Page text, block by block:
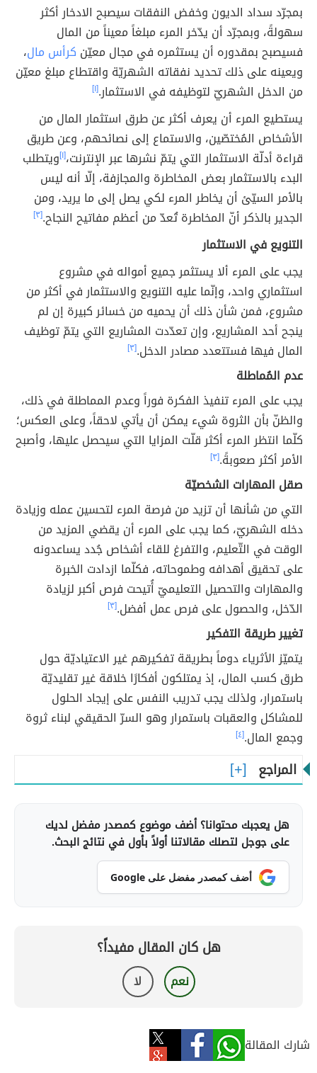
بمجرّد سداد الديون وخفض النفقات سيصبح الادخار أكثر
سهولةً، وبمجرّد أن يدّخر المرء مبلغاً معيناً من المال
فسيصبح بمقدوره أن يستثمره في مجال معيّن كرأس مال،
ويعينه على ذلك تحديد نفقاته الشهريّة واقتطاع مبلغ معيّن
من الدخل الشهريّ لتوظيفه في الاستثمار.[١]
يستطيع المرء أن يعرف أكثر عن طرق استثمار المال من
الأشخاص المُختصّين، والاستماع إلى نصائحهم، وعن طريق
قراءة أدلّة الاستثمار التي يتمّ نشرها عبر الإنترنت،[١] ويتطلب
البدء بالاستثمار بعض المخاطرة والمجازفة، إلّا أنه ليس
بالأمر السيّئ أن يخاطر المرء لكي يصل إلى ما يريد، ومن
الجدير بالذكر أنّ المخاطرة تُعدّ من أعظم مفاتيح النجاح.[٣]
التنويع في الاستثمار
يجب على المرء ألا يستثمر جميع أمواله في مشروع
استثماري واحد، وإنّما عليه التنويع والاستثمار في أكثر من
مشروع، فمن شأن ذلك أن يحميه من خسائر كبيرة إن لم
ينجح أحد المشاريع، وإن تعدّدت المشاريع التي يتمّ توظيف
المال فيها فستتعدد مصادر الدخل.[٣]
عدم المُماطلة
يجب على المرء تنفيذ الفكرة فوراً وعدم المماطلة في ذلك،
والظنّ بأن الثروة شيء يمكن أن يأتي لاحقاً، وعلى العكس؛
كلّما انتظر المرء أكثر قلّت المزايا التي سيحصل عليها، وأصبح
الأمر أكثر صعوبةً.[٣]
صقل المهارات الشخصيّة
التي من شأنها أن تزيد من فرصة المرء لتحسين عمله وزيادة
دخله الشهريّ، كما يجب على المرء أن يقضي المزيد من
الوقت في التّعليم، والتفرغ للقاء أشخاص جُدد يساعدونه
على تحقيق أهدافه وطموحاته، فكلّما ازدادت الخبرة
والمهارات والتحصيل التعليميّ أُتيحت فرص أكبر لزيادة
الدّخل، والحصول على فرص عمل أفضل.[٣]
تغيير طريقة التفكير
يتميّز الأثرياء دوماً بطريقة تفكيرهم غير الاعتياديّة حول
طرق كسب المال، إذ يمتلكون أفكارًا خلاقة غير تقليديّة
باستمرار، ولذلك يجب تدريب النفس على إيجاد الحلول
للمشاكل والعقبات باستمرار وهو السرّ الحقيقي لبناء ثروة
وجمع المال.[٤]
المراجع
هل يعجبك محتوانا؟ أضف موضوع كمصدر مفضل لديك
على جوجل لتصلك مقالاتنا أولاً بأول في نتائج البحث.
أضف كمصدر مفضل على Google
هل كان المقال مفيداً؟
نعم لا
شارك المقالة